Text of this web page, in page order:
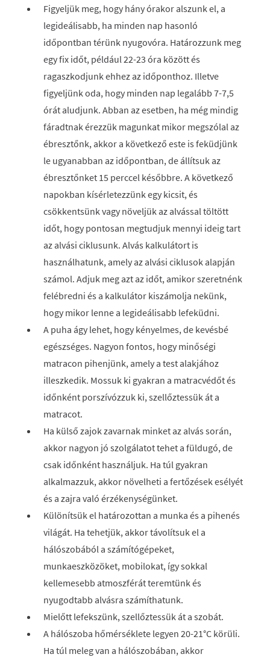
Figyeljük meg, hogy hány órakor alszunk el, a
legideálisabb, ha minden nap hasonló
időpontban térünk nyugovóra. Határozzunk meg
egy fix időt, például 22-23 óra között és
ragaszkodjunk ehhez az időponthoz. Illetve
figyeljünk oda, hogy minden nap legalább 7-7,5
órát aludjunk. Abban az esetben, ha még mindig
fáradtnak érezzük magunkat mikor megszólal az
ébresztőnk, akkor a következő este is feküdjünk
le ugyanabban az időpontban, de állítsuk az
ébresztőnket 15 perccel későbbre. A következő
napokban kísérletezzünk egy kicsit, és
csökkentsünk vagy növeljük az alvással töltött
időt, hogy pontosan megtudjuk mennyi ideig tart
az alvási ciklusunk. Alvás kalkulátort is
használhatunk, amely az alvási ciklusok alapján
számol. Adjuk meg azt az időt, amikor szeretnénk
felébredni és a kalkulátor kiszámolja nekünk,
hogy mikor lenne a legideálisabb lefeküdni.
A puha ágy lehet, hogy kényelmes, de kevésbé
egészséges. Nagyon fontos, hogy minőségi
matracon pihenjünk, amely a test alakjához
illeszkedik. Mossuk ki gyakran a matracvédőt és
időnként porszívózzuk ki, szellőztessük át a
matracot.
Ha külső zajok zavarnak minket az alvás során,
akkor nagyon jó szolgálatot tehet a füldugó, de
csak időnként használjuk. Ha túl gyakran
alkalmazzuk, akkor növelheti a fertőzések esélyét
és a zajra való érzékenységünket.
Különítsük el határozottan a munka és a pihenés
világát. Ha tehetjük, akkor távolítsuk el a
hálószobából a számítógépeket,
munkaeszközöket, mobilokat, így sokkal
kellemesebb atmoszférát teremtünk és
nyugodtabb alvásra számíthatunk.
Mielőtt lefekszünk, szellőztessük át a szobát.
A hálószoba hőmérséklete legyen 20-21°C körüli.
Ha túl meleg van a hálószobában, akkor